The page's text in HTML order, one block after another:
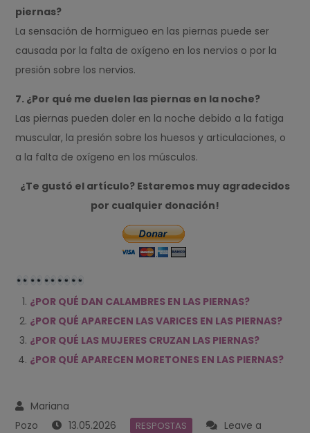
piernas?
La sensación de hormigueo en las piernas puede ser
causada por la falta de oxígeno en los nervios o por la
presión sobre los nervios.
7. ¿Por qué me duelen las piernas en la noche?
Las piernas pueden doler en la noche debido a la fatiga
muscular, la presión sobre los huesos y articulaciones, o
a la falta de oxígeno en los músculos.
¿Te gustó el artículo? Estaremos muy agradecidos
por cualquier donación!
¿POR QUÉ DAN CALAMBRES EN LAS PIERNAS?
¿POR QUÉ APARECEN LAS VARICES EN LAS PIERNAS?
¿POR QUÉ LAS MUJERES CRUZAN LAS PIERNAS?
¿POR QUÉ APARECEN MORETONES EN LAS PIERNAS?
13.05.2026 RESPOSTAS
Leave a